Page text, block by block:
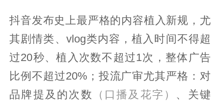
抖音发布史上最严格的内容植入新规，尤
其剧情类、vlog类内容，植入时间不得超
过20秒、植入次数不超过1次，整体广告
比例不超过20%；投流广审尤其严格：对
品牌提及的次数
（口播及花字） 、关键